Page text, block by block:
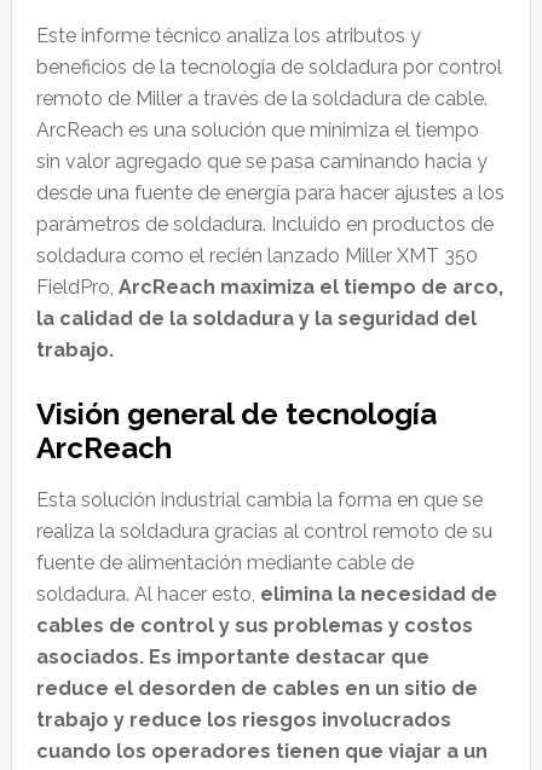
Este informe técnico analiza los atributos y
beneficios de la tecnología de soldadura por control
remoto de Miller a través de la soldadura de cable.
ArcReach es una solución que minimiza el tiempo
sin valor agregado que se pasa caminando hacia y
desde una fuente de energía para hacer ajustes a los
parámetros de soldadura. Incluido en productos de
soldadura como el recién lanzado Miller XMT 350
FieldPro, ArcReach maximiza el tiempo de arco,
la calidad de la soldadura y la seguridad del
trabajo.
Visión general de tecnología
ArcReach
Esta solución industrial cambia la forma en que se
realiza la soldadura gracias al control remoto de su
fuente de alimentación mediante cable de
soldadura. Al hacer esto, elimina la necesidad de
cables de control y sus problemas y costos
asociados. Es importante destacar que
reduce el desorden de cables en un sitio de
trabajo y reduce los riesgos involucrados
cuando los operadores tienen que viajar a un